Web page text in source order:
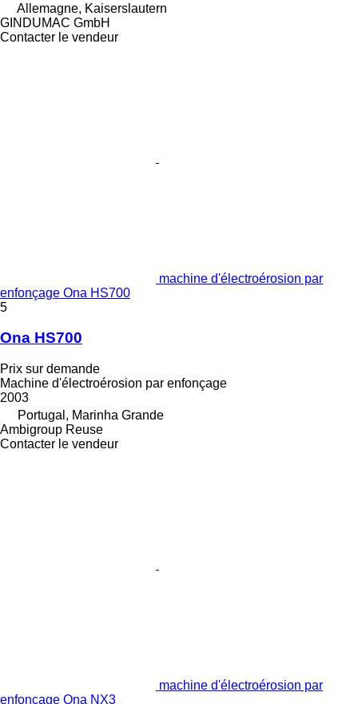
Allemagne, Kaiserslautern
GINDUMAC GmbH
Contacter le vendeur
machine d'électroérosion par
enfonçage Ona HS700
5
Ona HS700
Prix sur demande
Machine d'électroérosion par enfonçage
2003
Portugal, Marinha Grande
Ambigroup Reuse
Contacter le vendeur
machine d'électroérosion par
enfonçage Ona NX3